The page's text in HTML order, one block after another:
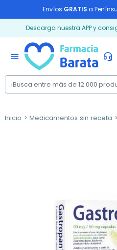
Envíos GRATIS a
Descarga nuestra APP y
menu
Inicio Medicamentos sin receta